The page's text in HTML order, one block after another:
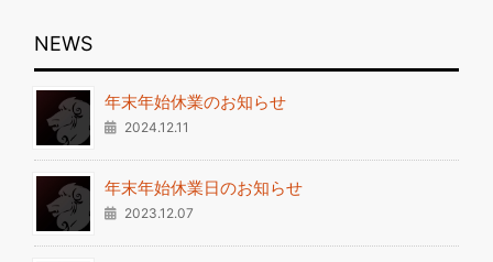
NEWS
年末年始休業のお知らせ
2024.12.11
年末年始休業日のお知らせ
2023.12.07